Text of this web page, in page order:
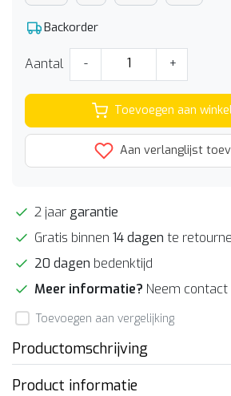
Backorder
Aantal - +
Toevoegen aan
Aan verlanglijst
2 jaar garantie
Gratis binnen 14 dagen te
20 dagen bedenktijd
Meer informatie? Neem
Toevoegen aan vergelijking
Productomschrijving
Product informatie